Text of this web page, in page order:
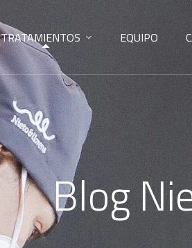
TRATAMIENTOS EQUIPO
Blog